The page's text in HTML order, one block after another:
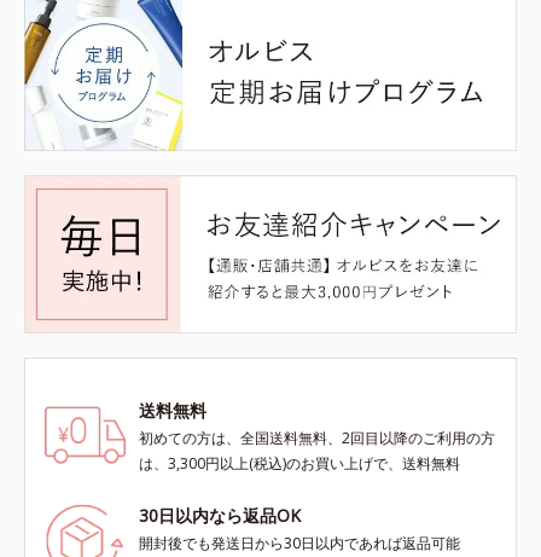
送料無料
初めての方は、全国送料無料、2回目以降のご利用の方
は、3,300円以上(税込)のお買い上げで、送料無料
30日以内なら返品OK
開封後でも発送日から30日以内であれば返品可能